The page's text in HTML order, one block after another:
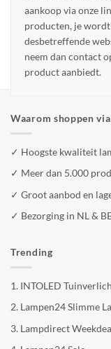
aankoop via onze
producten, je
desbetreffende
neem dan contact
product aanbiedt.
Waarom shoppen via
✓ Hoogste kwaliteit
✓ Meer dan 5.000
✓ Groot aanbod en
✓ Bezorging in NL &
Trending
1. INTOLED
2. Lampen24 Slimme
3. Lampdirect